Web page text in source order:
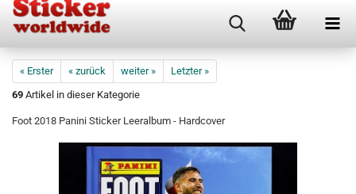
« Erster « zurück weiter »
Letzter »
69 Artikel in dieser Kategorie
Foot 2018 Panini Sticker Leeralbum - Hardcover